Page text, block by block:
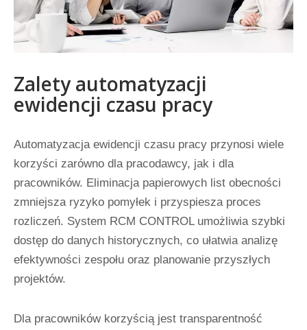
Zalety automatyzacji
ewidencji czasu pracy
Automatyzacja ewidencji czasu pracy przynosi wiele
korzyści zarówno dla pracodawcy, jak i dla
pracowników. Eliminacja papierowych list obecności
zmniejsza ryzyko pomyłek i przyspiesza proces
rozliczeń. System RCM CONTROL umożliwia szybki
dostęp do danych historycznych, co ułatwia analizę
efektywności zespołu oraz planowanie przyszłych
projektów.
Dla pracowników korzyścią jest transparentność